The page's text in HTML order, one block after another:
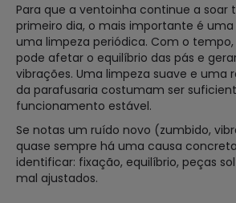
Para que a ventoinha continue a soar
primeiro dia, o mais importante é
uma limpeza periódica. Com o
pode afetar o equilíbrio das pás e
vibrações. Uma limpeza suave e uma
da parafusaria costumam ser
funcionamento estável.
Se notas um ruído novo (zumbido,
quase sempre há uma causa
identificar: fixação, equilíbrio, peças
mal ajustados.